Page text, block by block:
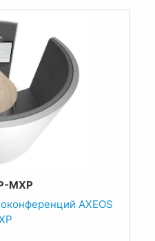
MXP
AXEOS